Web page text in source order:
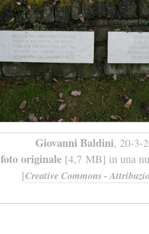
Giovanni Baldini, 20-3-
foto originale[4,7 MB] in una
[Creative Commons -